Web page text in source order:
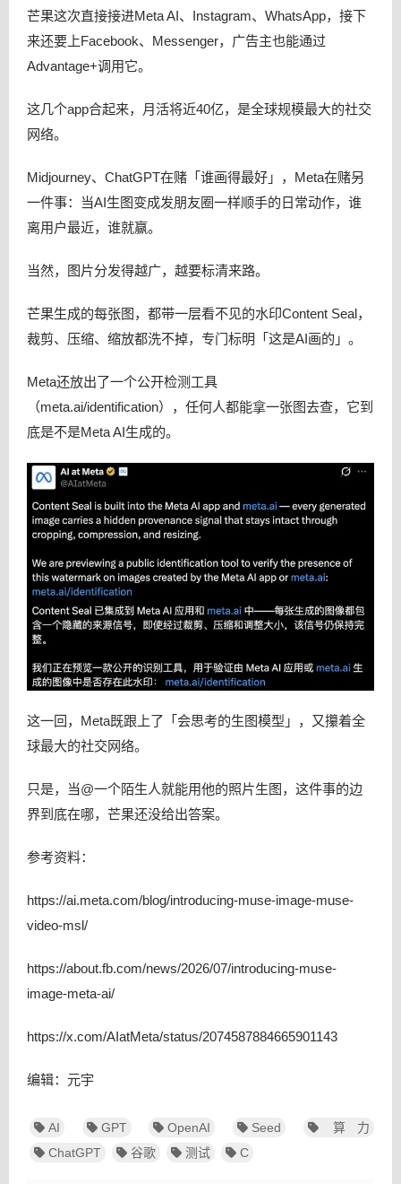
芒果这次直接接进Meta AI、Instagram、WhatsApp，接下
来还要上Facebook、Messenger，广告主也能通过
Advantage+调用它。
这几个app合起来，月活将近40亿，是全球规模最大的社交
网络。
Midjourney、ChatGPT在赌「谁画得最好」，Meta在赌另
一件事：当AI生图变成发朋友圈一样顺手的日常动作，谁
离用户最近，谁就赢。
当然，图片分发得越广，越要标清来路。
芒果生成的每张图，都带一层看不见的水印Content Seal，
裁剪、压缩、缩放都洗不掉，专门标明「这是AI画的」。
Meta还放出了一个公开检测工具
（meta.ai/identification），任何人都能拿一张图去查，它到
底是不是Meta AI生成的。
这一回，Meta既跟上了「会思考的生图模型」，又攥着全
球最大的社交网络。
只是，当@一个陌生人就能用他的照片生图，这件事的边
界到底在哪，芒果还没给出答案。
参考资料：
https://ai.meta.com/blog/introducing-muse-image-muse-
video-msl/
https://about.fb.com/news/2026/07/introducing-muse-
image-meta-ai/
https://x.com/AIatMeta/status/2074587884665901143
编辑：元宇
AI GPT OpenAI Seed
算力
ChatGPT
谷歌 测试 C